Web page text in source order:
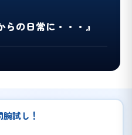
らの日常に・・・』
試し！